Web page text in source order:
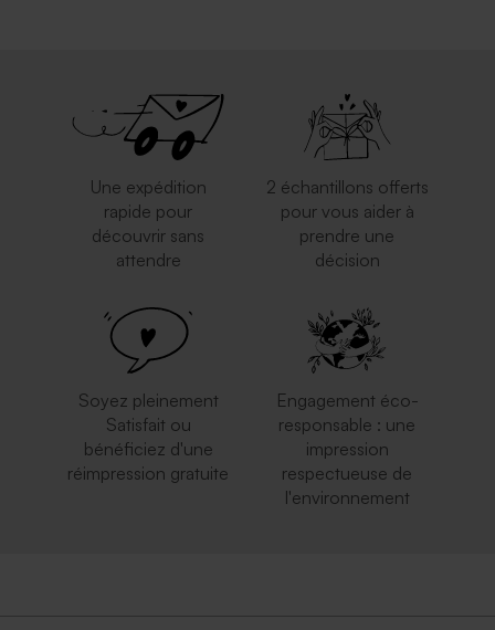
Une expédition
rapide pour
découvrir sans
attendre
2 échantillons offerts
pour vous aider à
prendre une
décision
Soyez pleinement
Satisfait ou
bénéficiez d'une
réimpression gratuite
Engagement éco-
responsable : une
impression
respectueuse de
l'environnement